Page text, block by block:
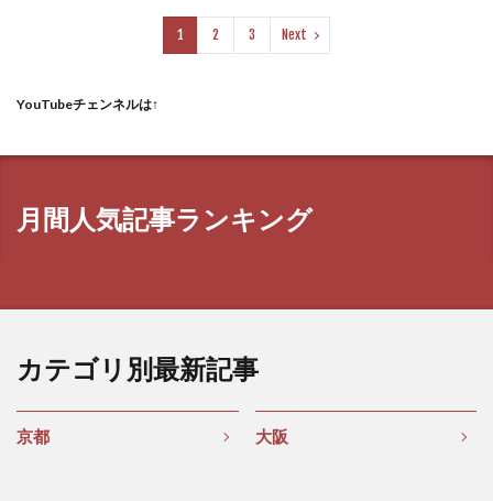
1 2 3 Next
YouTubeチェンネルは↑
月間人気記事ランキング
カテゴリ別最新記事
京都 大阪